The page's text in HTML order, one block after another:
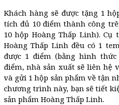
Khách hàng sẽ được tặng 1
tích đủ 10 điểm thành công
10 hộp Hoàng Thấp Linh).
Hoàng Thấp Linh đều có 1
được 1 điểm (bằng hình
điểm, nhà sản xuất sẽ liên hệ
và gửi 1 hộp sản phẩm về tận
chương trình này, bạn sẽ tiết
sản phẩm Hoàng Thấp Linh.